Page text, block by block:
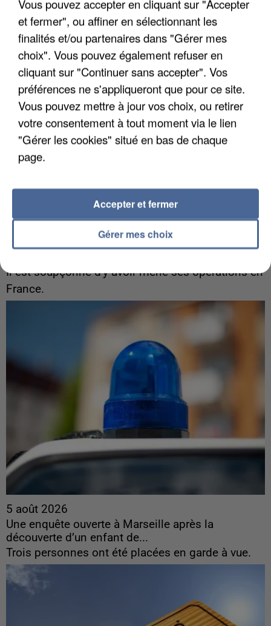
Son corps a été retrouvé à cinq kilomètres de là.
L’un des fondateurs supposés de la DZ Mafia
Il est soupçonné d'y avoir mené ses opérations en
France.
5 août 2026
Une enquête ouverte à Marseille après la
découverte d’un enfant de...
Trois personnes ont été placées en garde à vue.
Vous pouvez accepter en cliquant sur "Accepter
et fermer", ou affiner en sélectionnant les
finalités et/ou partenaires dans "Gérer mes
choix". Vous pouvez également refuser en
cliquant sur "Continuer sans accepter". Vos
préférences ne s'appliqueront que pour ce site.
Vous pouvez mettre à jour vos choix, ou retirer
votre consentement à tout moment via le lien
"Gérer les cookies" situé en bas de chaque
page.
Gérer mes choix
Accepter et fermer